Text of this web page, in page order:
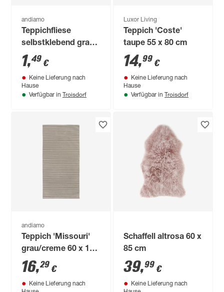
andiamo
Teppichfliese
selbstklebend grau
40 x 40 cm
1,49 €
Keine Lieferung nach
Hause
Verfügbar in Troisdorf
Luxor Living
Teppich 'Coste'
taupe 55 x 80 cm
14,99 €
Keine Lieferung nach
Hause
Verfügbar in Troisdorf
andiamo
Teppich 'Missouri'
grau/creme 60 x 120
cm
16,29 €
Keine Lieferung nach
Schaffell altrosa 60 x
85 cm
39,99 €
Keine Lieferung nach